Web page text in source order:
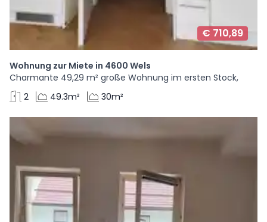
€ 710,89
Wohnung zur Miete in 4600 Wels
Charmante 49,29 m² große Wohnung im ersten Stock,
2
49.3m² 30m²